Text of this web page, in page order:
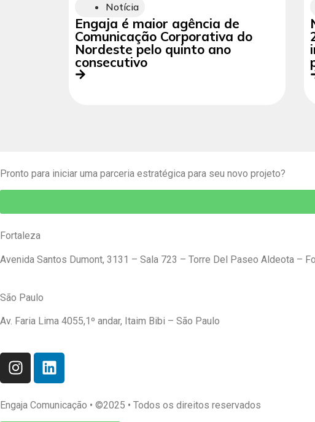
Notícia
Engaja é maior agência de
Comunicação Corporativa do
Nordeste pelo quinto ano
consecutivo
Pronto para iniciar uma parceria estratégica para seu novo projeto?
Fortaleza
Avenida Santos Dumont, 3131 – Sala 723 – Torre Del Paseo Aldeota –
São Paulo
Av. Faria Lima 4055,1º andar, Itaim Bibi – São Paulo
Engaja Comunicação • ©2025 • Todos os direitos reservados